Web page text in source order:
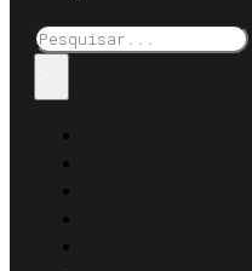
Pesquisar